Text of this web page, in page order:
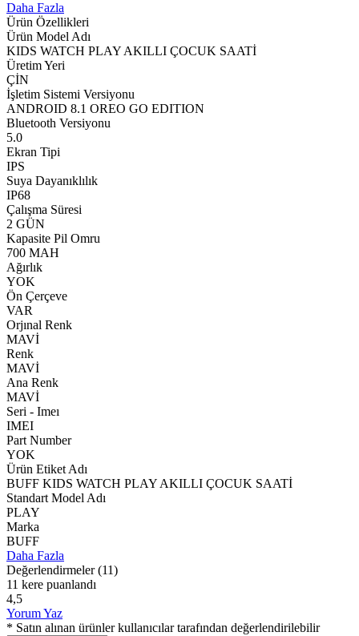
Daha Fazla
Ürün Özellikleri
Ürün Model Adı
KIDS WATCH PLAY AKILLI ÇOCUK SAATİ
Üretim Yeri
ÇİN
İşletim Sistemi Versiyonu
ANDROID 8.1 OREO GO EDITION
Bluetooth Versiyonu
5.0
Ekran Tipi
IPS
Suya Dayanıklılık
IP68
Çalışma Süresi
2 GÜN
Kapasite Pil Omru
700 MAH
Ağırlık
YOK
Ön Çerçeve
VAR
Orjınal Renk
MAVİ
Renk
MAVİ
Ana Renk
MAVİ
Seri - Imeı
IMEI
Part Number
YOK
Ürün Etiket Adı
BUFF KIDS WATCH PLAY AKILLI ÇOCUK SAATİ
Standart Model Adı
PLAY
Marka
BUFF
Daha Fazla
Değerlendirmeler (11)
11 kere puanlandı
4,5
Yorum Yaz
* Satın alınan ürünler kullanıcılar tarafından değerlendirilebilir